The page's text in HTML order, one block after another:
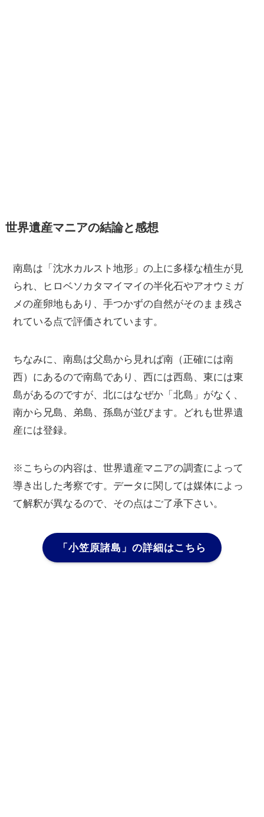
世界遺産マニアの結論と感想
南島は「沈水カルスト地形」の上に多様な植生が見
られ、ヒロベソカタマイマイの半化石やアオウミガ
メの産卵地もあり、手つかずの自然がそのまま残さ
れている点で評価されています。
ちなみに、南島は父島から見れば南（正確には南
西）にあるので南島であり、西には西島、東には東
島があるのですが、北にはなぜか「北島」がなく、
南から兄島、弟島、孫島が並びます。どれも世界遺
産には登録。
※こちらの内容は、世界遺産マニアの調査によって
導き出した考察です。データに関しては媒体によっ
て解釈が異なるので、その点はご了承下さい。
「小笠原諸島」 の詳細はこちら